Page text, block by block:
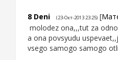
8 Deni (23-Окт-2013 23:25) [
molodez ona,,,tut za
a ona povsyudu
vsego samogo samogo